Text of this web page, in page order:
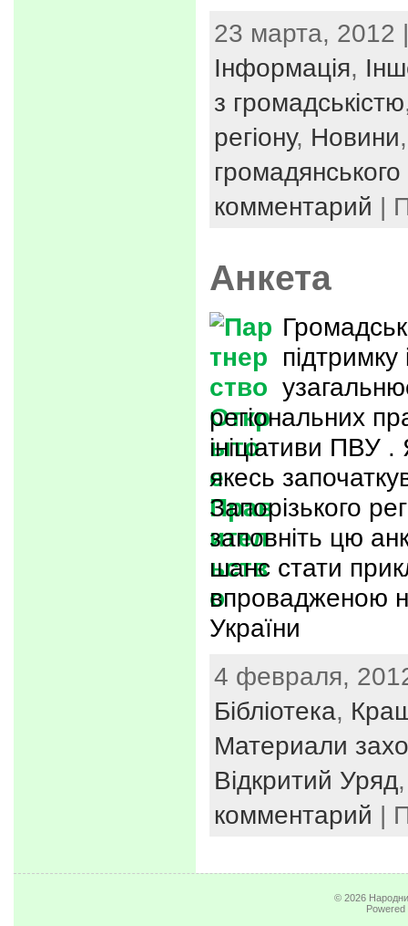
23 марта, 2012
Інформація,
з громадськістю
регіону, Новини
громадянського
комментарий |
Анкета
підтримку
регіональних
ініціативи ПВУ
якесь
Запорізького
заповніть цю
шанс стати
впровадженою
України
4 февраля,
Бібліотека,
Материали
Відкритий Уряд
комментарий |
© 2026